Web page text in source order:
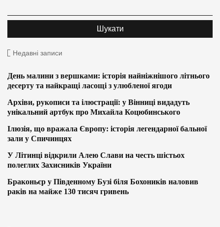
Недавні записи
День малини з вершками: історія найніжнішого літнього
десерту та найкращі ласощі з улюбленої ягоди
Архіви, рукописи та ілюстрації: у Вінниці видадуть
унікальний артбук про Михайла Коцюбинського
Ілюзія, що вражала Європу: історія легендарної бальної
зали у Спичинцях
У Літинці відкрили Алею Слави на честь шістьох
полеглих Захисників України
Браконьєр у Південному Бузі біля Бохоників наловив
раків на майже 130 тисяч гривень